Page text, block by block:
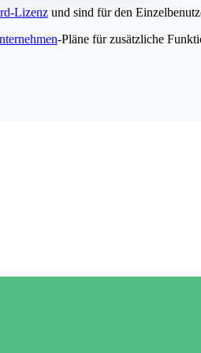
Lizenzund sind für den
-Pläne für zusätzliche